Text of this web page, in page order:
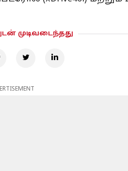
முடிவடைந்தது